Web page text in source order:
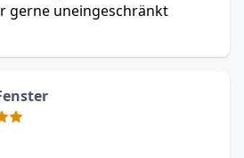
gerne uneingeschränkt